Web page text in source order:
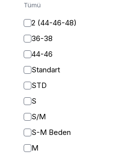
Tümü
2 (44-46-48)
36-38
44-46
Standart
STD
S
S/M
S-M Beden
M